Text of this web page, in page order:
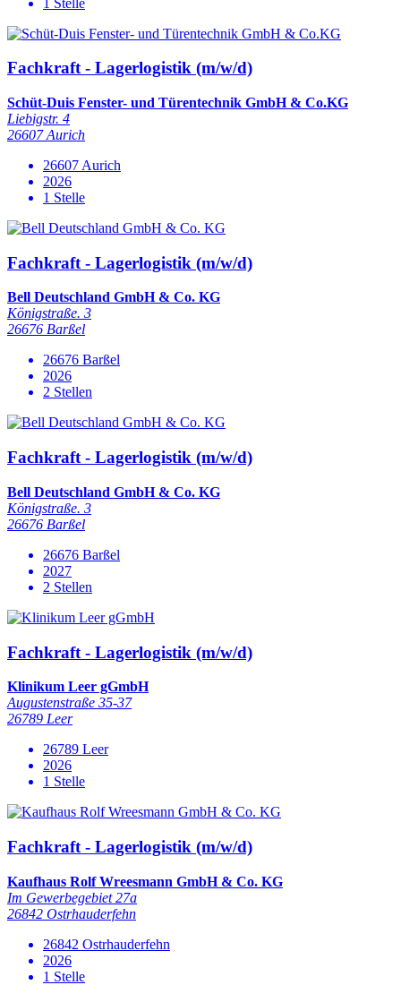
Fachkraft - Lagerlogistik (m/w/d)
Schüt-Duis Fenster- und Türentechnik GmbH & Co.KG
Liebigstr. 4
26607 Aurich
26607 Aurich
2026
1 Stelle
Fachkraft - Lagerlogistik (m/w/d)
Bell Deutschland GmbH & Co. KG
Königstraße. 3
26676 Barßel
26676 Barßel
2026
2 Stellen
Fachkraft - Lagerlogistik (m/w/d)
Bell Deutschland GmbH & Co. KG
Königstraße. 3
26676 Barßel
26676 Barßel
2027
2 Stellen
Fachkraft - Lagerlogistik (m/w/d)
Klinikum Leer gGmbH
Augustenstraße 35-37
26789 Leer
26789 Leer
2026
1 Stelle
Fachkraft - Lagerlogistik (m/w/d)
Kaufhaus Rolf Wreesmann GmbH & Co. KG
Im Gewerbegebiet 27a
26842 Ostrhauderfehn
26842 Ostrhauderfehn
2026
1 Stelle